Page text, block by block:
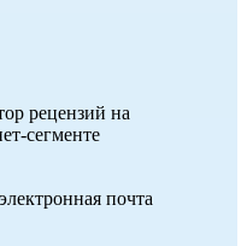
рецензий на
сегменте
почта